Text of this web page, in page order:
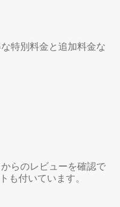
特別料金と追加料金な
らのレビューを確認で
も付いています。